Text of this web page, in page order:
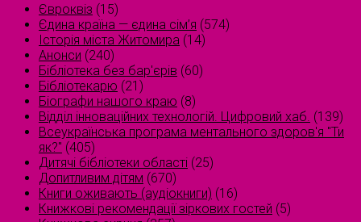
Євроквіз (15)
Єдина країна — єдина сім’я (574)
Історія міста Житомира (14)
Анонси (240)
Бібліотека без бар'єрів (60)
Бібліотекарю (21)
Біографи нашого краю (8)
Відділ інноваційних технологій. Цифровий хаб. (139)
Всеукраїнська програма ментального здоров'я "Ти
як?" (405)
Дитячі бібліотеки області (25)
Допитливим дітям (670)
Книги оживають (аудіокниги) (16)
Книжкові рекомендації зіркових гостей (5)